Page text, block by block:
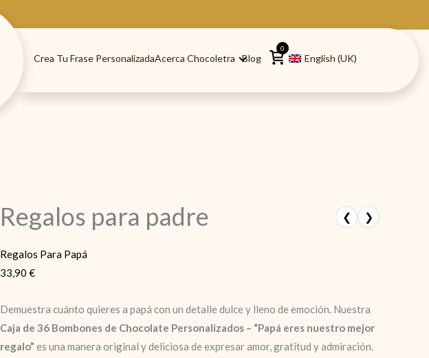
Crea Tu Frase PersonalizadaAcerca Chocoletra Blog
0
English (UK)
Regalos para padre ❮ ❯
Regalos Para Papá
33,90 €
Demuestra cuánto quieres a papá con un detalle dulce y lleno de emoción. Nuestra
Caja de 36 Bombones de Chocolate Personalizados – “Papá eres nuestro mejor
regalo” es una manera original y deliciosa de expresar amor, gratitud y admiración.